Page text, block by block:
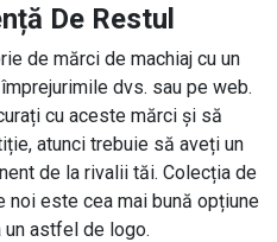
De Restul
de mărci de machiaj cu un
dvs. sau pe web.
cu aceste mărci și să
atunci trebuie să aveți un
de la rivalii tăi. Colecția de
noi este cea mai bună opțiune
un astfel de logo.